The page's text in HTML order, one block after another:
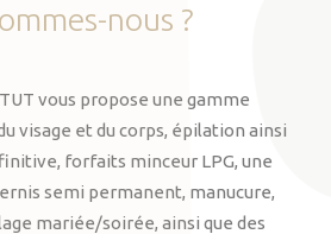
nous ?
vous propose une gamme
visage et du corps, épilation ainsi
forfaits minceur LPG, une
semi permanent, manucure,
mariée/soirée, ainsi que des